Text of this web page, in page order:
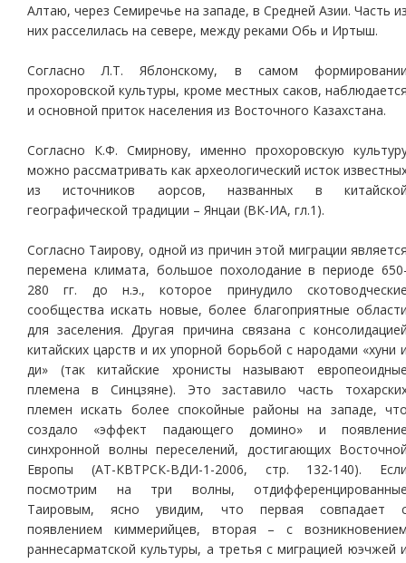
Алтаю, через Семиречье на западе, в Средней Азии. Часть
них расселилась на севере, между реками Обь и Иртыш.
Согласно Л.Т. Яблонскому, в самом
прохоровской культуры, кроме местных саков,
и основной приток населения из Восточного Казахстана.
Согласно К.Ф. Смирнову, именно прохоровскую
можно рассматривать как археологический исток
из источников аорсов, названных в
географической традиции – Янцаи (ВК-ИА, гл.1).
Согласно Таирову, одной из причин этой миграции
перемена климата, большое похолодание в периоде
280 гг. до н.э., которое принудило
сообщества искать новые, более благоприятные
для заселения. Другая причина связана с
китайских царств и их упорной борьбой с народами «хуни
ди» (так китайские хронисты называют
племена в Синцзяне). Это заставило часть
племен искать более спокойные районы на западе,
создало «эффект падающего домино» и
синхронной волны переселений, достигающих
Европы (АТ-КВТРСК-ВДИ-1-2006, стр. 132-140).
посмотрим на три волны,
Таировым, ясно увидим, что первая совпадает
появлением киммерийцев, вторая – с
раннесарматской культуры, а третья с миграцией юэчжей